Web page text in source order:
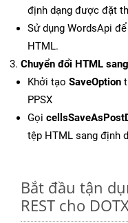
định dạng được đặt
Sử dụng WordsApi
HTML.
Chuyển đổi HTML
Khởi tạo SaveOption
PPSX
Gọi
tệp HTML sang định
Bắt đầu tận
REST cho